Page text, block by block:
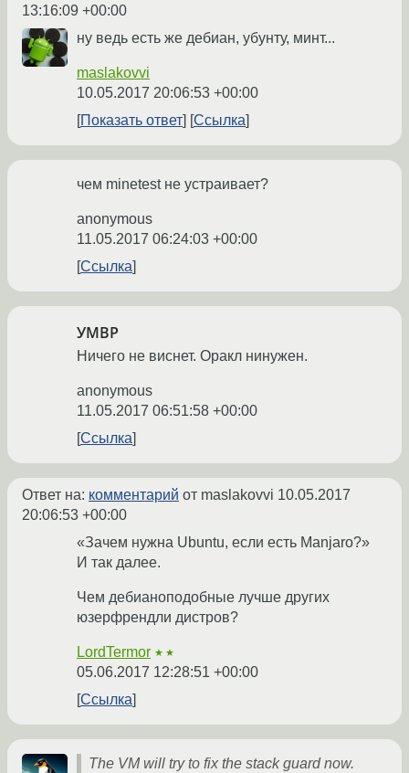
13:16:09 +00:00
ну ведь есть же дебиан, убунту, минт...
maslakovvi
10.05.2017 20:06:53 +00:00
Показать ответ
Ссылка
чем minetest не устраивает?
anonymous
11.05.2017 06:24:03 +00:00
Ссылка
УМВР
Ничего не виснет. Оракл нинужен.
anonymous
11.05.2017 06:51:58 +00:00
Ссылка
Ответ на: комментарий от maslakovvi 10.05.2017
20:06:53 +00:00
«Зачем нужна Ubuntu, если есть Manjaro?»
И так далее.
Чем дебианоподобные лучше других
юзерфрендли дистров?
LordTermor ★★
05.06.2017 12:28:51 +00:00
Ссылка
The VM will try to fix the stack guard now.